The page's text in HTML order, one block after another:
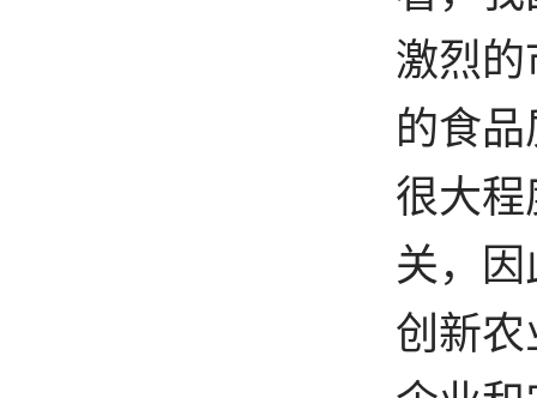
激烈
的食
很大
关，
创新